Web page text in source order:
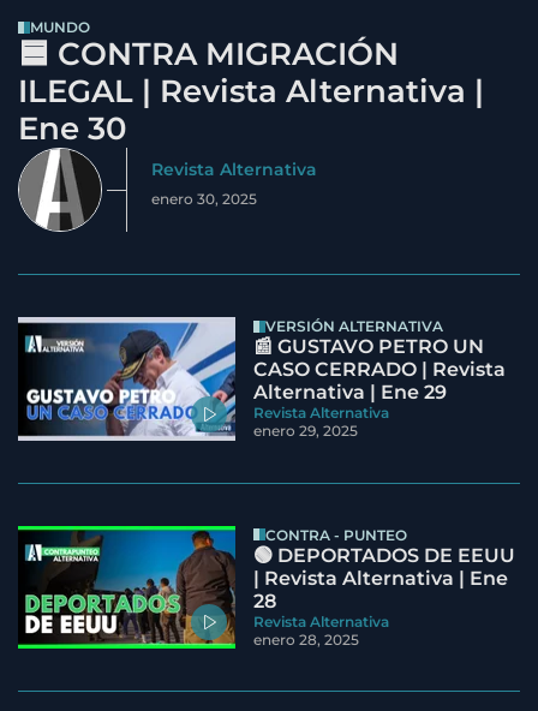
MUNDO
🟦 CONTRA MIGRACIÓN
ILEGAL | Revista Alternativa |
Ene 30
Revista Alternativa
enero 30, 2025
VERSIÓN ALTERNATIVA
📰 GUSTAVO PETRO UN
CASO CERRADO | Revista
Alternativa | Ene 29
Revista Alternativa
enero 29, 2025
CONTRA - PUNTEO
🟢 DEPORTADOS DE EEUU
| Revista Alternativa | Ene
28
Revista Alternativa
enero 28, 2025